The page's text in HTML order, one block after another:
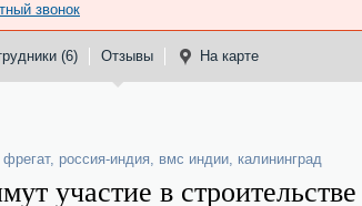
звонок
(6) Отзывы На карте
фрегат, россия-индия, вмс индии, калининград
участие в